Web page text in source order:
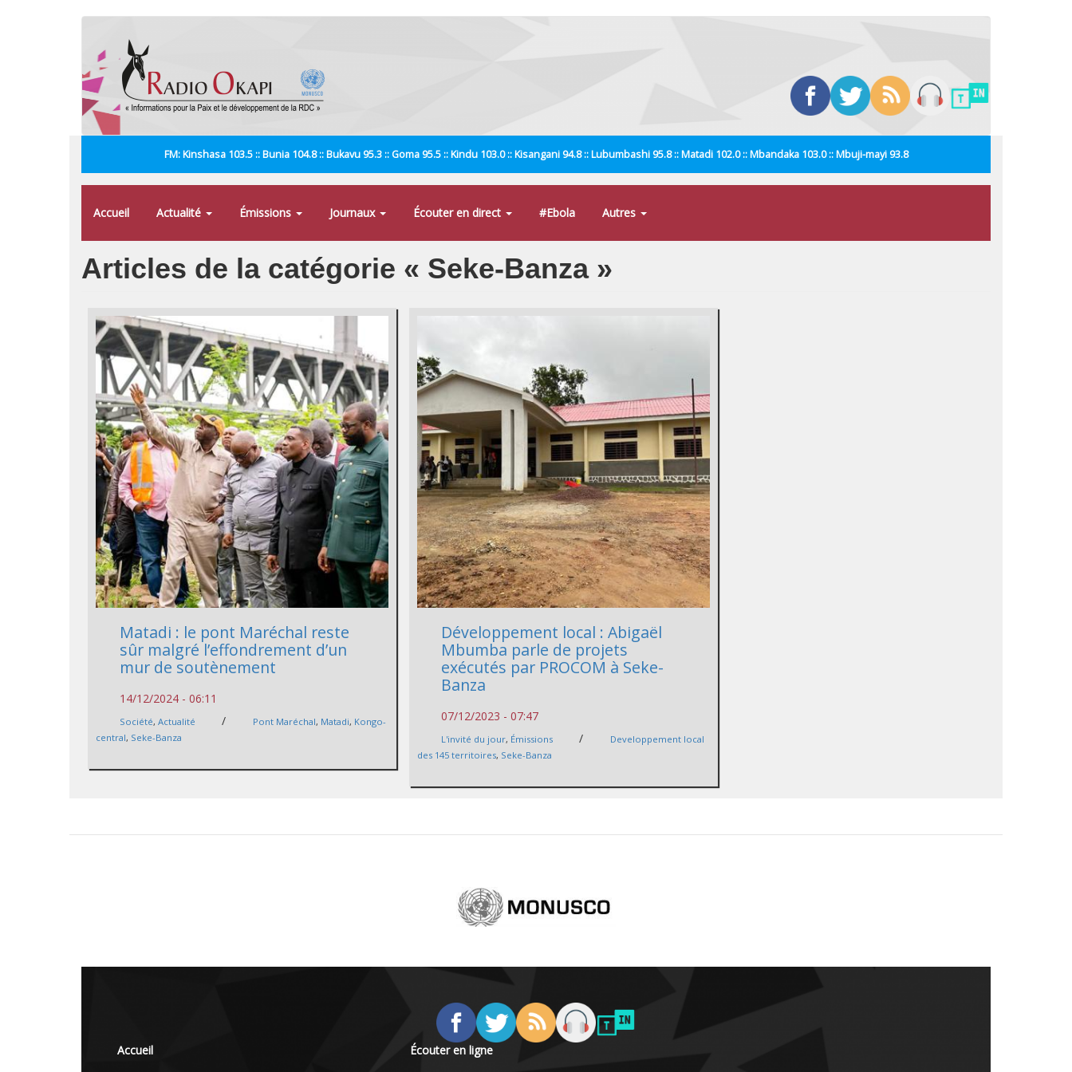
FM: Kinshasa 103.5 :: Bunia 104.8 :: Bukavu 95.3 :: Goma 95.5 :: Kindu 103.0 :: Kisangani 94.8 :: Lubumbashi 95.8 :: Matadi 102.0 :: Mbandaka 103.0 :: Mbuji-mayi 93.8
Accueil Actualité Émissions Journaux Écouter en direct #Ebola Autres
Articles de la catégorie « Seke-Banza »
Matadi : le pont Maréchal reste
sûr malgré l’effondrement d’un
mur de soutènement
14/12/2024 - 06:11
Société,Actualité / Pont Maréchal, Matadi, Kongo-
central, Seke-Banza
Développement local : Abigaël
Mbumba parle de projets
exécutés par PROCOM à Seke-
Banza
07/12/2023 - 07:47
L'invité du jour, Émissions /
Developpement local
des 145 territoires, Seke-Banza
Accueil Écouter en ligne